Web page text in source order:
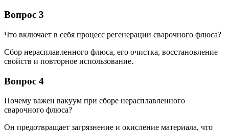
Вопрос 3
Что включает в себя процесс регенерации сварочного флюса?
Сбор нерасплавленного флюса, его очистка, восстановление
свойств и повторное использование.
Вопрос 4
Почему важен вакуум при сборе нерасплавленного
сварочного флюса?
Он предотвращает загрязнение и окисление материала, что